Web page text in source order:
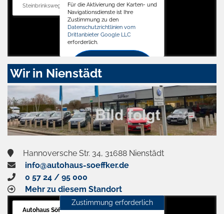
Steinbrinksweg 12, 31840 Hessisch Oldendorf
Für die Aktivierung der Karten- und
Navigationsdienste ist Ihre
Zustimmung zu den
Datenschutzrichtlinien vom
Drittanbieter Google LLC
erforderlich.
Zustimmen
aktivieren
Wir in Nienstädt
Hannoversche Str. 34, 31688 Nienstädt
info@autohaus-soeffker.de
0 57 24 / 95 000
Mehr zu diesem Standort
Autohaus Söffker GmbH
Zustimmung erforderlich